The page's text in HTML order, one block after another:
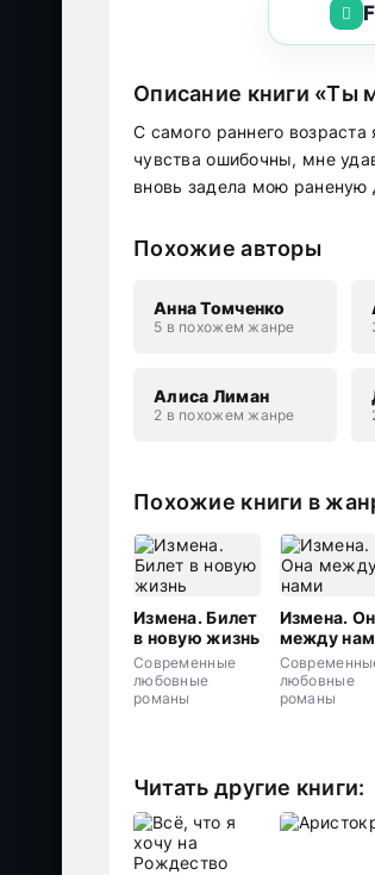
Описание книги «Ты
С самого раннего
чувства ошибочны, мне
вновь задела мою раненую
Похожие авторы
Анна Томченко
5 в похожем жанре
Алиса Лиман
2 в похожем жанре
Похожие книги в
Измена. Билет
в новую жизнь
Современные
любовные
романы
Измена.
между
любовные
романы
Читать другие книги: